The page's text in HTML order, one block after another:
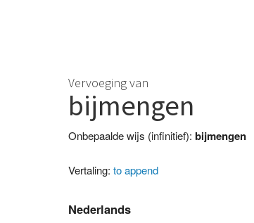
Vervoeging van
bijmengen
Onbepaalde wijs (infinitief): bijmengen
Vertaling: to append
Nederlands